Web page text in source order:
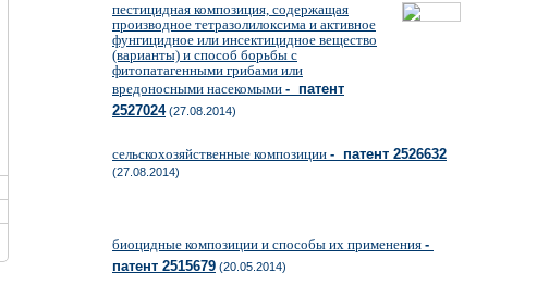
пестицидная композиция, содержащая
производное тетразолилоксима и активное
фунгицидное или инсектицидное вещество
(варианты) и способ борьбы с
фитопатагенными грибами или
вредоносными насекомыми - патент
2527024(27.08.2014)
сельскохозяйственные композиции - патент 2526632
(27.08.2014)
биоцидные композиции и способы их применения -
патент 2515679 (20.05.2014)